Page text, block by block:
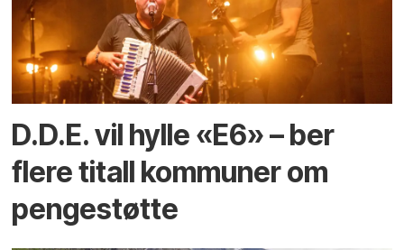
D.D.E. vil hylle «E6» – ber
flere titall kommuner om
pengestøtte